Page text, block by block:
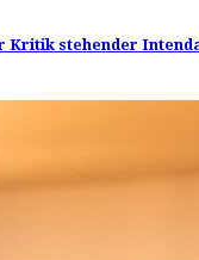
Kritik stehender